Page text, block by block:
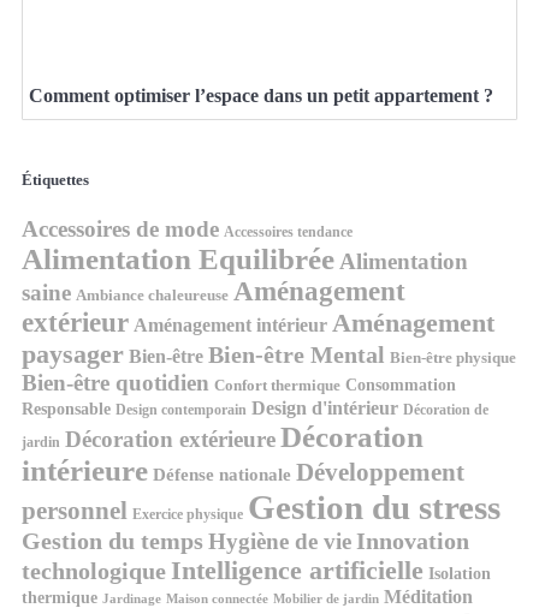
Comment optimiser l’espace dans un petit appartement ?
Étiquettes
Accessoires de mode Accessoires tendance
Alimentation Equilibrée Alimentation
saine Ambiance chaleureuse Aménagement
extérieur Aménagement intérieur Aménagement
paysager Bien-être Bien-être Mental Bien-être physique
Bien-être quotidien Confort thermique Consommation
Responsable Design contemporain Design d'intérieur Décoration de
jardin Décoration extérieureDécoration
intérieure Défense nationale Développement
personnel Exercice physique Gestion du stress
Gestion du temps Hygiène de vie Innovation
technologique Intelligence artificielle Isolation
thermique Jardinage Maison connectée Mobilier de jardin Méditation